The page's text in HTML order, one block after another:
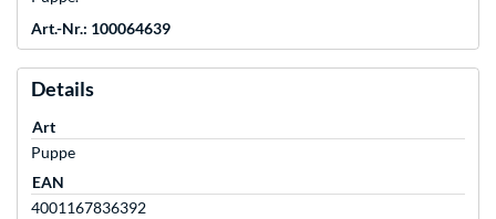
Art.-Nr.: 100064639
Details
Art
Puppe
EAN
4001167836392